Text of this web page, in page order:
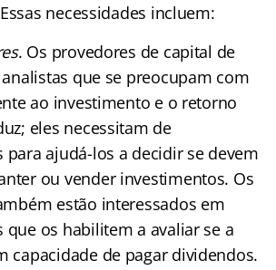
necessidades incluem:
. Os provedores de capital de
que se preocupam com
ao investimento e o retorno
eles necessitam de
para ajudá-los a decidir se devem
ou vender investimentos. Os
estão interessados em
que os habilitem a avaliar se a
capacidade de pagar dividendos.